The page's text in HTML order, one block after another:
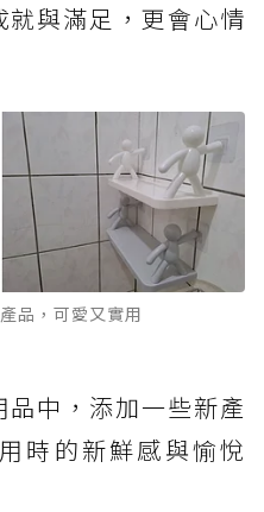
與滿足，更會心情
品，可愛又實用
品中，添加一些新產
時的新鮮感與愉悅